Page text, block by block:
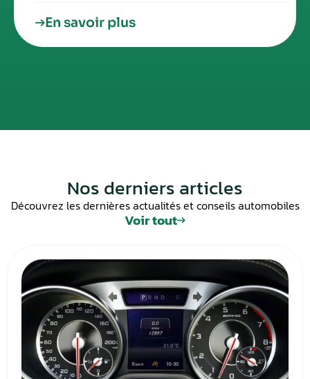
En savoir plus
Nos derniers articles
Découvrez les dernières actualités et conseils automobiles
Voir tout